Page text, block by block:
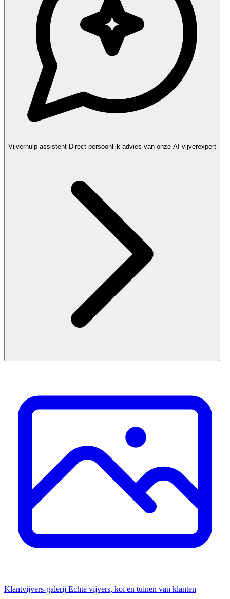
Vijverhulp assistent Direct persoonlijk advies van onze AI-vijverexpert
Klantvijvers-galerij Echte vijvers, koi en tuinen van klanten